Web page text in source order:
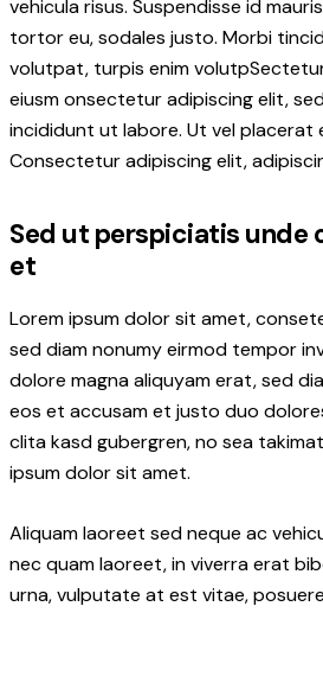
vehicula risus. Suspendisse id
tortor eu, sodales justo. Morbi
volutpat, turpis enim
eiusm onsectetur adipiscing elit,
incididunt ut labore. Ut vel placerat
Consectetur adipiscing elit,
Sed ut perspiciatis unde
et
Lorem ipsum dolor sit amet,
sed diam nonumy eirmod tempor
dolore magna aliquyam erat, sed
eos et accusam et justo duo
clita kasd gubergren, no sea
ipsum dolor sit amet.
Aliquam laoreet sed neque ac
nec quam laoreet, in viverra erat
urna, vulputate at est vitae,